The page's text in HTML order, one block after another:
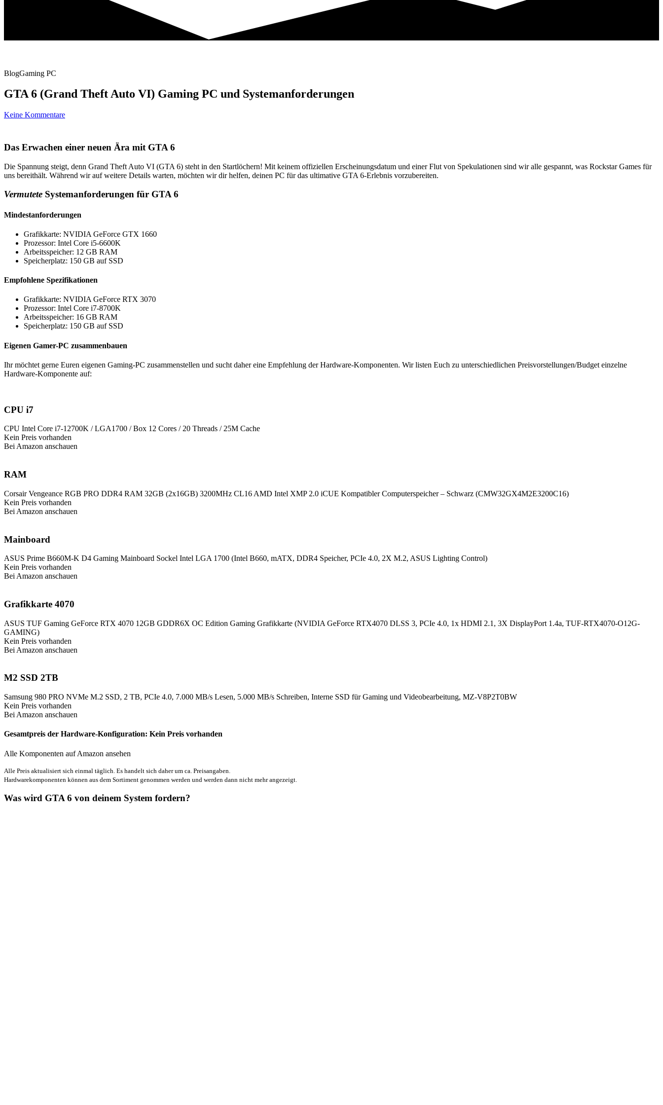
BlogGaming PC
GTA 6 (Grand Theft Auto VI) Gaming PC und Systemanforderungen
Keine Kommentare
Das Erwachen einer neuen Ära mit GTA 6
Die Spannung steigt, denn Grand Theft Auto VI (GTA 6) steht in den Startlöchern! Mit keinem offiziellen Erscheinungsdatum und einer Flut von Spekulationen sind wir alle gespannt, was Rockstar Games für
uns bereithält. Während wir auf weitere Details warten, möchten wir dir helfen, deinen PC für das ultimative GTA 6-Erlebnis vorzubereiten.
Vermutete Systemanforderungen für GTA 6
Mindestanforderungen
Grafikkarte: NVIDIA GeForce GTX 1660
Prozessor: Intel Core i5-6600K
Arbeitsspeicher: 12 GB RAM
Speicherplatz: 150 GB auf SSD
Empfohlene Spezifikationen
Grafikkarte: NVIDIA GeForce RTX 3070
Prozessor: Intel Core i7-8700K
Arbeitsspeicher: 16 GB RAM
Speicherplatz: 150 GB auf SSD
Eigenen Gamer-PC zusammenbauen
Ihr möchtet gerne Euren eigenen Gaming-PC zusammenstellen und sucht daher eine Empfehlung der Hardware-Komponenten. Wir listen Euch zu unterschiedlichen Preisvorstellungen/Budget einzelne
Hardware-Komponente auf:
CPU i7
CPU Intel Core i7-12700K / LGA1700 / Box 12 Cores / 20 Threads / 25M Cache
Kein Preis vorhanden
Bei Amazon anschauen
RAM
Corsair Vengeance RGB PRO DDR4 RAM 32GB (2x16GB) 3200MHz CL16 AMD Intel XMP 2.0 iCUE Kompatibler Computerspeicher – Schwarz (CMW32GX4M2E3200C16)
Kein Preis vorhanden
Bei Amazon anschauen
Mainboard
ASUS Prime B660M-K D4 Gaming Mainboard Sockel Intel LGA 1700 (Intel B660, mATX, DDR4 Speicher, PCIe 4.0, 2X M.2, ASUS Lighting Control)
Kein Preis vorhanden
Bei Amazon anschauen
Grafikkarte 4070
ASUS TUF Gaming GeForce RTX 4070 12GB GDDR6X OC Edition Gaming Grafikkarte (NVIDIA GeForce RTX4070 DLSS 3, PCIe 4.0, 1x HDMI 2.1, 3X DisplayPort 1.4a, TUF-RTX4070-O12G-
GAMING)
Kein Preis vorhanden
Bei Amazon anschauen
M2 SSD 2TB
Samsung 980 PRO NVMe M.2 SSD, 2 TB, PCIe 4.0, 7.000 MB/s Lesen, 5.000 MB/s Schreiben, Interne SSD für Gaming und Videobearbeitung, MZ-V8P2T0BW
Kein Preis vorhanden
Bei Amazon anschauen
Gesamtpreis der Hardware-Konfiguration: Kein Preis vorhanden
Alle Komponenten auf Amazon ansehen
Alle Preis aktualisiert sich einmal täglich. Es handelt sich daher um ca. Preisangaben.
Hardwarekomponenten können aus dem Sortiment genommen werden und werden dann nicht mehr angezeigt.
Was wird GTA 6 von deinem System fordern?